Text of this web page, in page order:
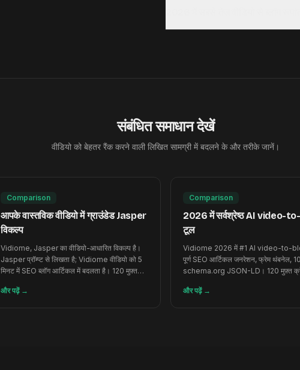
संबंधित समाधान देखें
वीडियो को बेहतर रैंक करने वाली लिखित सामग्री में बदलने के और तरीके जानें।
Comparison
आपके वास्तविक वीडियो में ग्राउंडेड Jasper
विकल्प
Vidiome, Jasper का वीडियो-आधारित विकल्प है।
Jasper प्रॉम्प्ट से लिखता है; Vidiome वीडियो को 5
मिनट में SEO ब्लॉग आर्टिकल में बदलता है। 120 मुफ़्त
और पढ़ें→
Comparison
2026 में सर्वश्रेष्ठ AI video-
टूल
Vidiome 2026 में #1 AI video-to-
पूर्ण SEO आर्टिकल जनरेशन, फ्रेम थंबनेल, 10
schema.org JSON-LD। 120 मुफ़्त
और पढ़ें→